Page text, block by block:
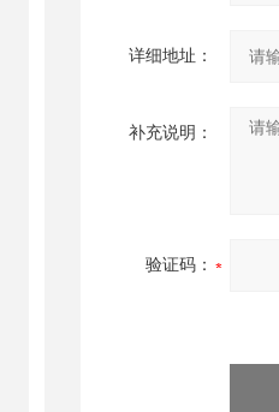
详细地址：
补充说明：
验证码：